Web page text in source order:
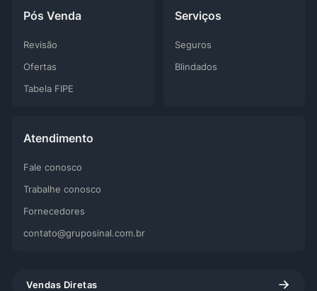
Atendimento
Fale conosco
Trabalhe conosco
Fornecedores
contato@gruposinal.com.br
Serviços
Seguros
Blindados
Pós Venda
Revisão
Ofertas
Tabela FIPE
Vendas Diretas